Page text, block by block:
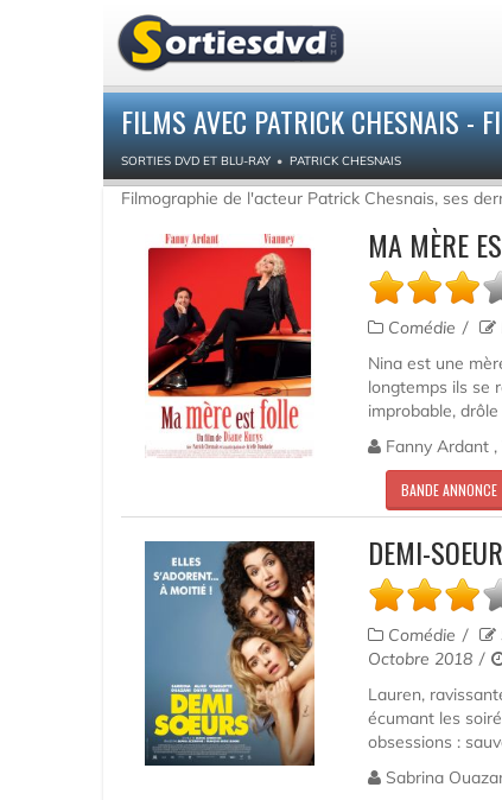
FILMS AVEC PATRICK CHESNAIS -
SORTIES DVD ET BLU-RAY PATRICK CHESNAIS
Filmographie de l'acteur Patrick Chesnais, ses
MA MÈRE
Comédie
Nina est une
longtemps ils se
improbable,
Fanny Ardant ,
BANDE ANNONCE
DEMI-
Comédie
Octobre 2018
Lauren,
écumant les
obsessions :
Sabrina